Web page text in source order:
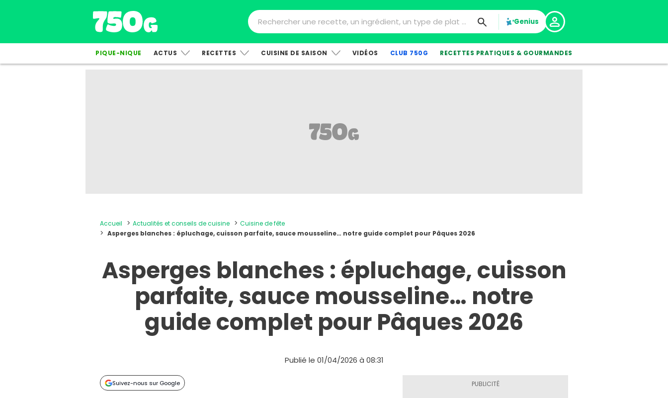
Genius
PIQUE-NIQUE ACTUS RECETTES CUISINE DE SAISON VIDÉOS CLUB 750G RECETTES PRATIQUES & GOURMANDES
Accueil Actualités et conseils de cuisine
Cuisine de fête
Asperges blanches : épluchage, cuisson parfaite, sauce mousseline… notre guide complet pour Pâques 2026
Asperges blanches : épluchage, cuisson
parfaite, sauce mousseline… notre
guide complet pour Pâques 2026
Publié le 01/04/2026 à 08:31
Suivez-nous sur Google